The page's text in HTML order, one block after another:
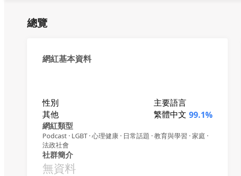
總覽
網紅基本資料
性別
其他
主要語言
繁體中文 99.1%
網紅類型
Podcast · LGBT · 心理健康 · 日常話題 · 教育與學習 · 家庭 ·
法政社會
社群簡介
無資料